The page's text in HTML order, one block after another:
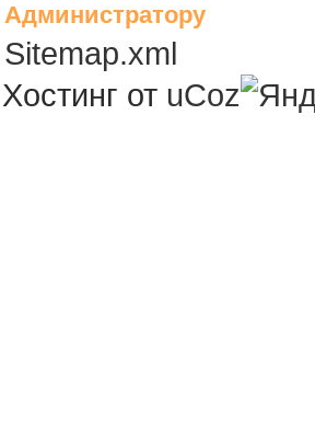
Администратору
Sitemap.xml
Хостинг от uCoz